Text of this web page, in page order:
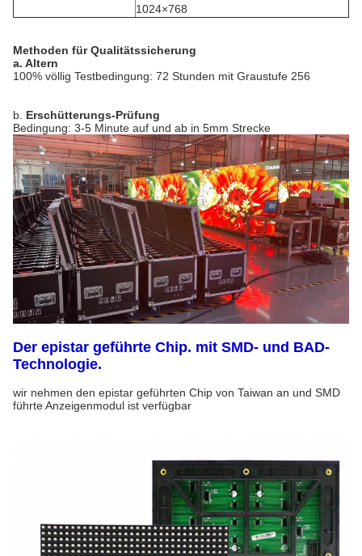
1024×768
Methoden für Qualitätssicherung
a. Altern
100% völlig Testbedingung: 72 Stunden mit Graustufe 256
b. Erschütterungs-Prüfung
Bedingung: 3-5 Minute auf und ab in 5mm Strecke
Der epistar geführte Chip. mit SMD- und BAD-
Technologie.
wir nehmen den epistar geführten Chip von Taiwan an und SMD
führte Anzeigenmodul ist verfügbar